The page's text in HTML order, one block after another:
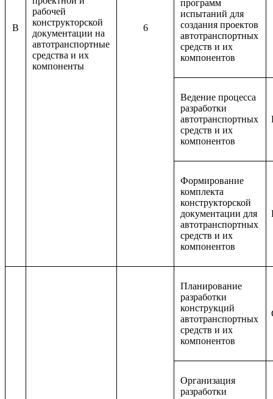
B
рабочей
конструкторской
документации на
автотранспортные
средства и их
компоненты
6
программ
испытаний для
создания проектов
автотранспортных
средств и их
компонентов
Ведение процесса
разработки
автотранспортных
средств и их
компонентов
Формирование
комплекта
конструкторской
документации для
автотранспортных
средств и их
компонентов
Планирование
разработки
конструкций
автотранспортных
средств и их
компонентов
Организация
разработки